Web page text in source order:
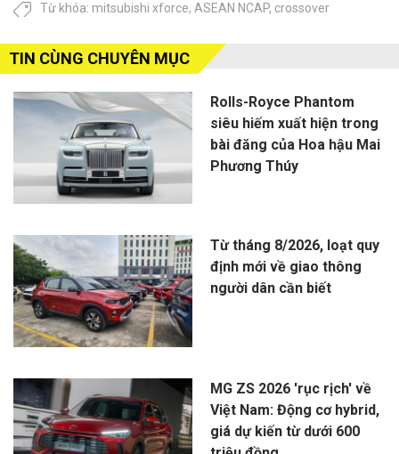
Từ khóa: mitsubishi xforce, ASEAN NCAP, crossover
TIN CÙNG CHUYÊN MỤC
Rolls-Royce Phantom
siêu hiếm xuất hiện trong
bài đăng của Hoa hậu Mai
Phương Thúy
Từ tháng 8/2026, loạt quy
định mới về giao thông
người dân cần biết
MG ZS 2026 'rục rịch' về
Việt Nam: Động cơ hybrid,
giá dự kiến từ dưới 600